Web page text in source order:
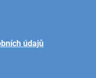
údajů